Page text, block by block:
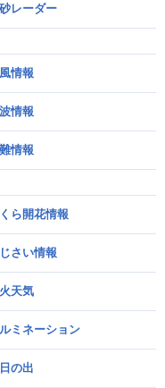
レーダー
情報
情報
情報
ら開花情報
さい情報
天気
ミネーション
の出